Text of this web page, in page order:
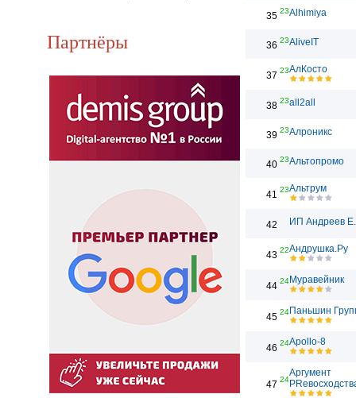
Партнёры
35 23Alhimiya
36 23AliveIT
37 23АлКосто
38 23all2all
39 23Алроникс
40 23Альтопромо
41 23Альтрум
42 ИП Андреев
43 22Андрушка.Ру
44 24Муравейник
45 24Паньшин
46 24Apollo-8
47 24
Аргумент